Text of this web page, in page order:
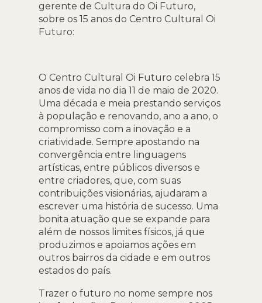
gerente de Cultura do Oi Futuro,
sobre os 15 anos do Centro Cultural Oi
Futuro:
O Centro Cultural Oi Futuro celebra 15
anos de vida no dia 11 de maio de 2020.
Uma década e meia prestando serviços
à população e renovando, ano a ano, o
compromisso com a inovação e a
criatividade. Sempre apostando na
convergência entre linguagens
artísticas, entre públicos diversos e
entre criadores, que, com suas
contribuições visionárias, ajudaram a
escrever uma história de sucesso. Uma
bonita atuação que se expande para
além de nossos limites físicos, já que
produzimos e apoiamos ações em
outros bairros da cidade e em outros
estados do país.
Trazer o futuro no nome sempre nos